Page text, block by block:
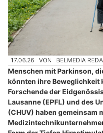
17.06.26 VON BELMEDIA
Menschen mit Parkinson,
könnten ihre
Forschende der
Lausanne (EPFL) und des
(CHUV) haben gemeinsam